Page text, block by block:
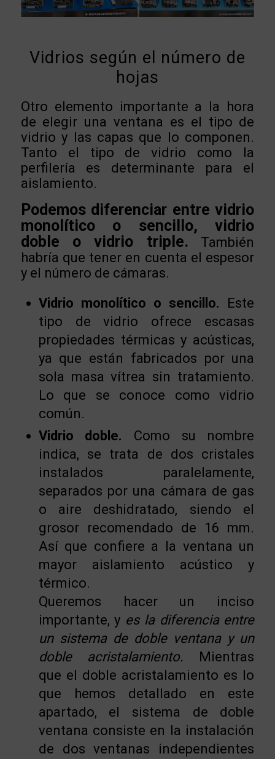
Vidrios según el número de
hojas
Otro elemento importante a la hora
de elegir una ventana es el tipo de
vidrio y las capas que lo componen.
Tanto el tipo de vidrio como la
perfilería es determinante para el
aislamiento.
Podemos diferenciar entre vidrio
monolítico o sencillo, vidrio
doble o vidrio triple. También
habría que tener en cuenta el espesor
y el número de cámaras.
Vidrio monolítico o sencillo. Este
tipo de vidrio ofrece escasas
propiedades térmicas y acústicas,
ya que están fabricados por una
sola masa vítrea sin tratamiento.
Lo que se conoce como vidrio
común.
Vidrio doble. Como su nombre
indica, se trata de dos cristales
instalados paralelamente,
separados por una cámara de gas
o aire deshidratado, siendo el
grosor recomendado de 16 mm.
Así que confiere a la ventana un
mayor aislamiento acústico y
térmico.
Queremos hacer un inciso
importante, y es la diferencia entre
un sistema de doble ventana y un
doble acristalamiento. Mientras
que el doble acristalamiento es lo
que hemos detallado en este
apartado, el sistema de doble
ventana consiste en la instalación
de dos ventanas independientes